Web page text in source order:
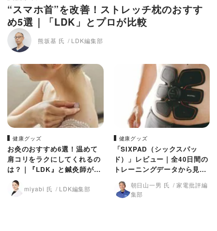
“スマホ首”を改善！ストレッチ枕のおすす
め5選｜「LDK」とプロが比較
熊坂基 氏 LDK編集部
健康グッズ
お灸のおすすめ6選！温めて
肩コリをラクにしてくれるの
は？｜『LDK』と鍼灸師が比
較
miyabi 氏 LDK編集部
健康グッズ
「SIXPAD（シックスパッ
ド）」レビュー｜全40日間の
トレーニングデータから見え
たリアルな効果
朝日山一男 氏
家電批評編
集部